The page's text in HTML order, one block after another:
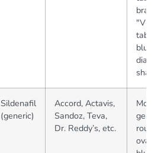
blue
shape
Sildenafil
(generic)
Accord, Actavis,
Sandoz, Teva,
Dr. Reddy’s, etc.
Most
round
oval